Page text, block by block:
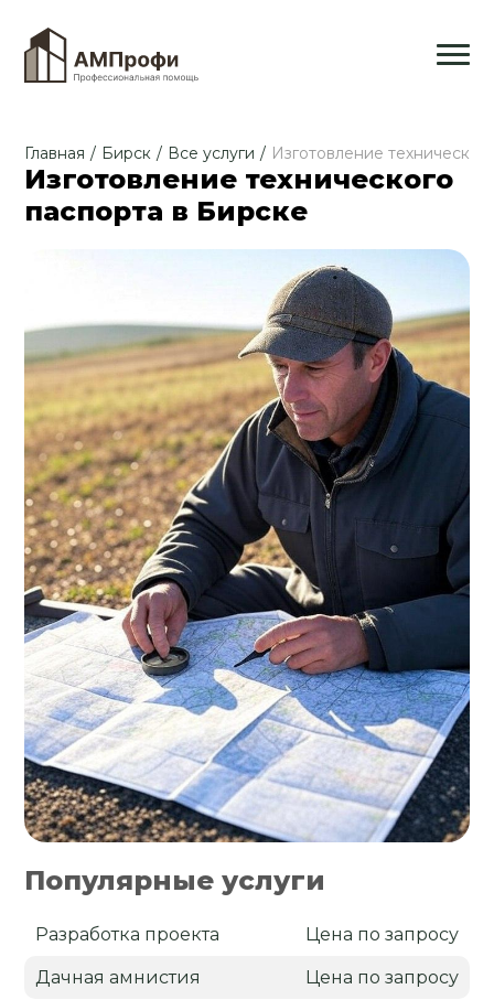
Главная / Бирск / Все услуги / Изготовление
Изготовление технического
паспорта в Бирске
Популярные услуги
Разработка проекта Цена по запросу
Дачная амнистия Цена по запросу